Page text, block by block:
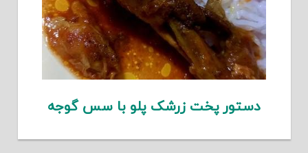
دستور پخت زرشک پلو با سس گوجه